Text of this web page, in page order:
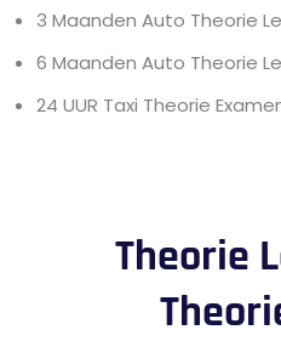
3 Maanden Auto Theorie
6 Maanden Auto Theorie
24 UUR Taxi Theorie
Theorie